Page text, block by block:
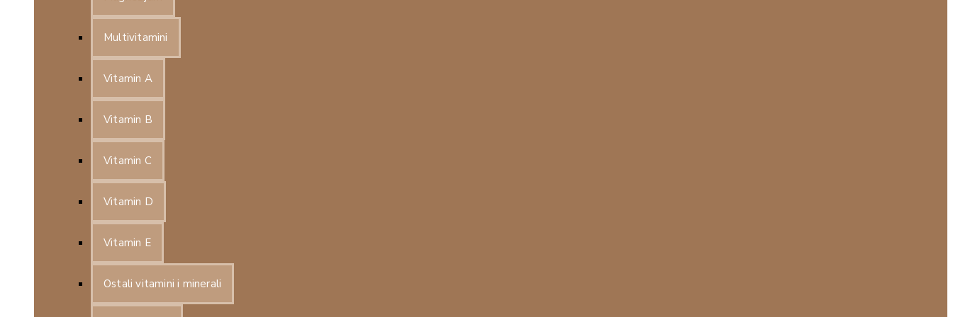
Multivitamini
Vitamin A
Vitamin B
Vitamin C
Vitamin D
Vitamin E
Ostali vitamini i minerali